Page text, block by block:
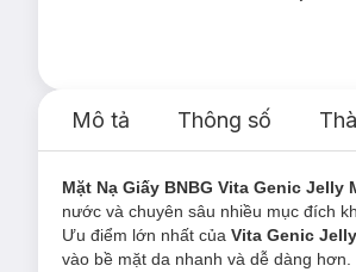
Mô tả Thông số
Mặt Nạ Giấy BNBG Vita Genic Jelly
nước và chuyên sâu nhiều mục đích
Ưu điểm lớn nhất của Vita Genic
vào bề mặt da nhanh và dễ dàng hơn.